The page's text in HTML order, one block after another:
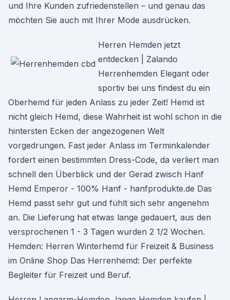
und Ihre Kunden zufriedenstellen – und genau das
möchten Sie auch mit Ihrer Mode ausdrücken.
Herren Hemden jetzt
entdecken | Zalando
Herrenhemden Elegant oder
sportiv bei uns findest du ein
Oberhemd für jeden Anlass zu jeder Zeit! Hemd ist
nicht gleich Hemd, diese Wahrheit ist wohl schon in die
hintersten Ecken der angezogenen Welt
vorgedrungen. Fast jeder Anlass im Terminkalender
fordert einen bestimmten Dress-Code, da verliert man
schnell den Überblick und der Gerad zwisch Hanf
Hemd Emperor - 100% Hanf - hanfprodukte.de Das
Hemd passt sehr gut und fühlt sich sehr angenehm
an. Die Lieferung hat etwas lange gedauert, aus den
versprochenen 1 - 3 Tagen wurden 2 1/2 Wochen.
Hemden: Herren Winterhemd für Freizeit & Business
im Online Shop Das Herrenhemd: Der perfekte
Begleiter für Freizeit und Beruf.